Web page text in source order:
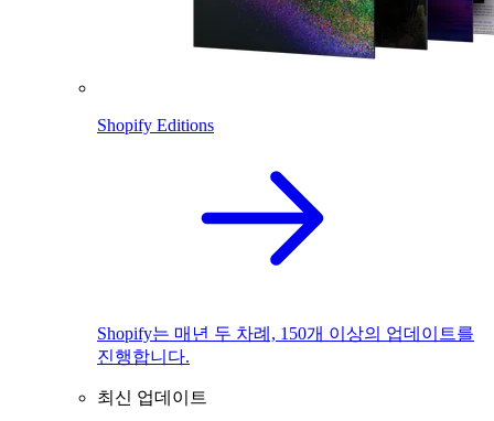
Shopify Editions
Shopify는 매년 두 차례, 150개 이상의 업데이트를
진행합니다.
최신 업데이트